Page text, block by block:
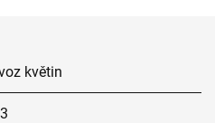
květin